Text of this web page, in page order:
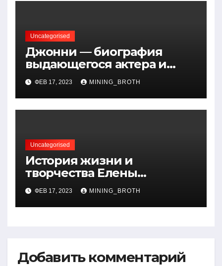
Uncategorised
Джонни — биография
выдающегося актера и
талантливого певца, чья
артистичность захватывает
миллионы сердец
ФЕВ 17, 2023 MINING_BROTH
Uncategorised
История жизни и
творчества Елены
Дубровской — биография,
достижения, интересные
факты
ФЕВ 17, 2023 MINING_BROTH
Добавить комментарий